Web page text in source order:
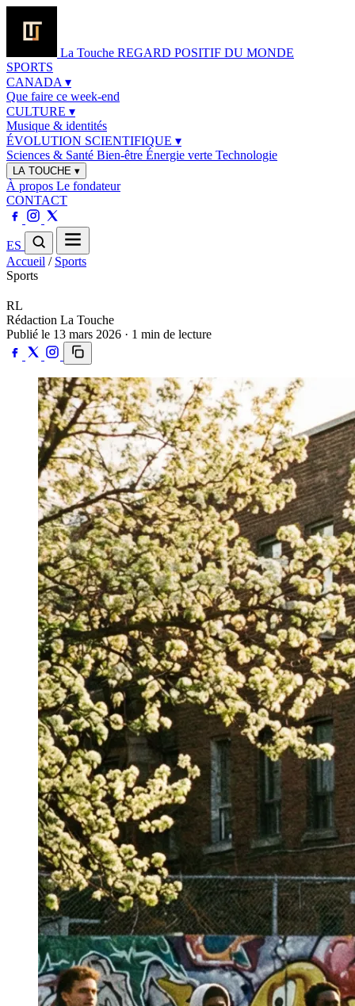
La Touche REGARD POSITIF DU MONDE
SPORTS
CANADA ▾
Que faire ce week-end
CULTURE ▾
Musique & identités
ÉVOLUTION SCIENTIFIQUE ▾
Sciences & Santé Bien-être Énergie verte Technologie
LA TOUCHE ▾
À propos Le fondateur
CONTACT
ES
Accueil / Sports
Sports
RL
Rédaction La Touche
Publié le 13 mars 2026 · 1 min de lecture